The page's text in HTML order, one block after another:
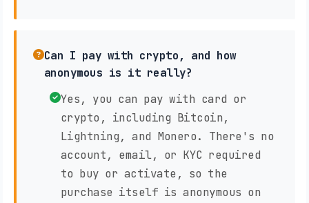
Can I pay with crypto, and how
anonymous is it really?
Yes, you can pay with card or
crypto, including Bitcoin,
Lightning, and Monero. There's no
account, email, or KYC required
to buy or activate, so the
purchase itself is anonymous on